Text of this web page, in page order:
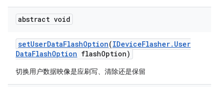
abstract void
setUserDataFlashOption(IDeviceFlasher. User
DataFlashOption flashOption)
切换用户数据映像是应刷写、清除还是保留